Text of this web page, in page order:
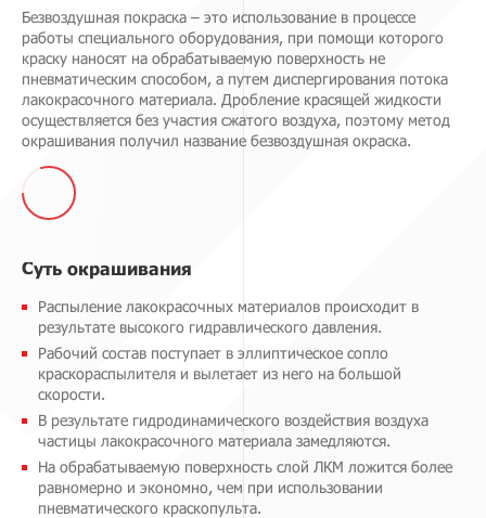
Безвоздушная покраска – это использование в процессе
работы специального оборудования, при помощи которого
краску наносят на обрабатываемую поверхность не
пневматическим способом, а путем диспергирования потока
лакокрасочного материала. Дробление красящей жидкости
осуществляется без участия сжатого воздуха, поэтому метод
окрашивания получил название безвоздушная окраска.
Суть окрашивания
Распыление лакокрасочных материалов происходит в
результате высокого гидравлического давления.
Рабочий состав поступает в эллиптическое сопло
краскораспылителя и вылетает из него на большой
скорости.
В результате гидродинамического воздействия воздуха
частицы лакокрасочного материала замедляются.
На обрабатываемую поверхность слой ЛКМ ложится более
равномерно и экономно, чем при использовании
пневматического краскопульта.